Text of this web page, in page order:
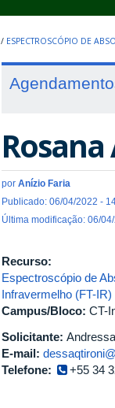
/ ESPECTROSCÓPIO DE
Rosana
por Anízio Faria
Publicado: 06/04/2022 -
Última modificação: 06/
Recurso:
Espectroscópio de
Infravermelho (FT-IR)
Campus/Bloco: CT-
Solicitante:
E-mail:
Telefone:
+55 34